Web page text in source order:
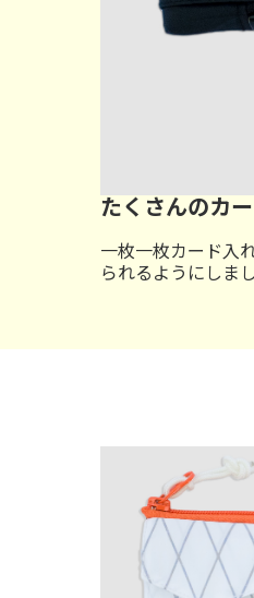
たくさんのカ
一枚一枚カード入
られるようにしま